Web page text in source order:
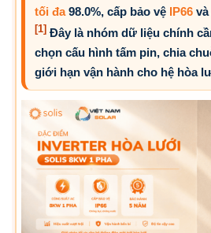
tối đa98.0%, cấp bảo vệ IP66và
[1]Đây là nhóm dữ liệu chính
chọn cấu hình tấm pin, chia
giới hạn vận hành cho hệ hòa